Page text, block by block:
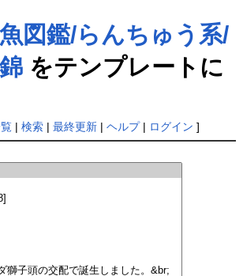
図鑑/らんちゅう系/
をテンプレートに
| 検索| 最終更新| ヘルプ| ログイン ]